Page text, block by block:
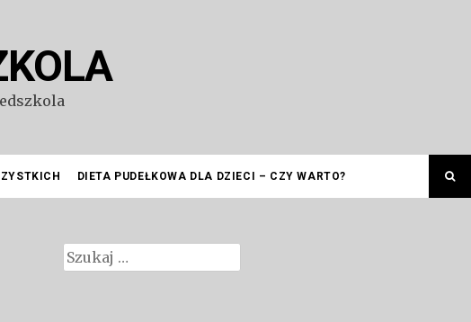
DIETA PUDEŁKOWA DLA DZIECI – CZY WARTO?
Szukaj: